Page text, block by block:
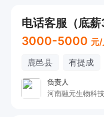
3000-5000 元/
鹿邑县 有提成
负责人
河南融元生物科